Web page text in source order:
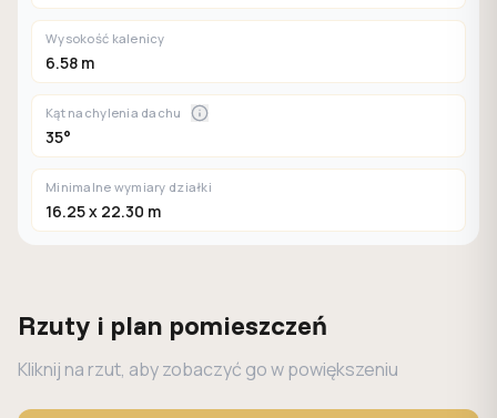
Wysokość kalenicy
6.58 m
Kąt nachylenia dachu
35°
Minimalne wymiary działki
16.25 x 22.30 m
Rzuty i plan pomieszczeń
Kliknij na rzut, aby zobaczyć go w powiększeniu